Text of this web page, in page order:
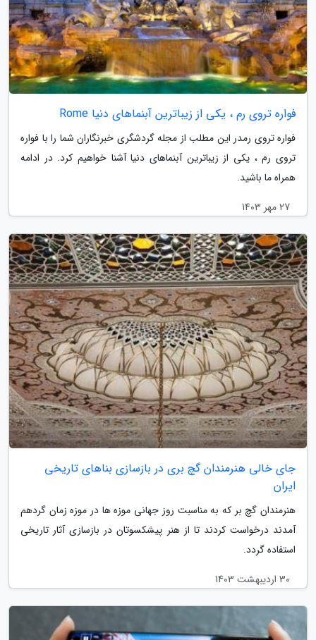
فواره تروی رم ، یکی از زیباترین آبنماهای دنیا Rome
فواره تروی رمدر این مطلب از مجله گردشگری خبرنگاران شما را با فواره
تروی رم ، یکی از زیباترین آبنماهای دنیا آشنا خواهیم کرد. در ادامه
همراه ما باشید.
27 مهر 1403
جای خالی هنرمندان گچ بری در بازسازی بناهای تاریخی
ایران
هنرمندان گچ بر که به مناسبت روز جهانی موزه ها در موزه زمان گردهم
آمدند درخواست کردند تا از هنر پیشکسوتان در بازسازی آثار تاریخی
استفاده گردد.
30 اردیبهشت 1403